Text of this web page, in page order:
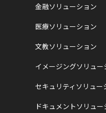
金融ソリューション
医療ソリューション
文教ソリューション
イメージングソリュー
セキュリティソリュー
ドキュメントソリュー